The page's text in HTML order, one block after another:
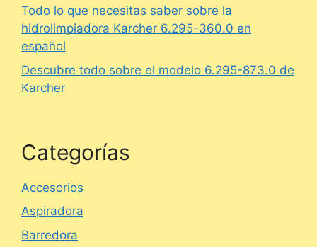
Todo lo que necesitas saber sobre la
hidrolimpiadora Karcher 6.295-360.0 en
español
Descubre todo sobre el modelo 6.295-873.0 de
Karcher
Categorías
Accesorios
Aspiradora
Barredora